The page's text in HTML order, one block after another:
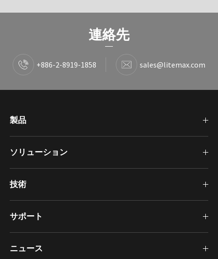
連絡先
+886-2-8919-1858 sales@litemax.com
製品
ソリューション
技術
サポート
ニュース